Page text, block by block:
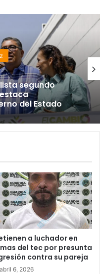
segundo
del Estado
a luchador en
del tec por presunta
contra su pareja
abril 6, 2026